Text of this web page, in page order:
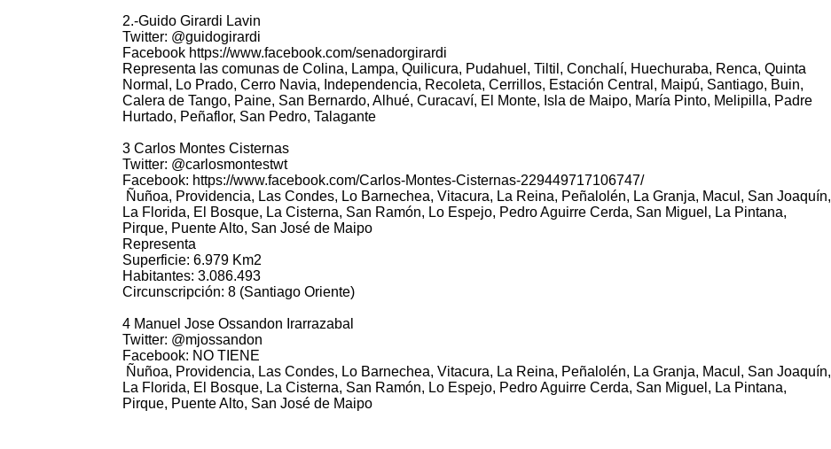
2.-Guido Girardi Lavin
Twitter: @guidogirardi
Facebook https://www.facebook.com/senadorgirardi
Representa las comunas de Colina, Lampa, Quilicura, Pudahuel, Tiltil, Conchalí, Huechuraba, Renca, Quinta
Normal, Lo Prado, Cerro Navia, Independencia, Recoleta, Cerrillos, Estación Central, Maipú, Santiago, Buin,
Calera de Tango, Paine, San Bernardo, Alhué, Curacaví, El Monte, Isla de Maipo, María Pinto, Melipilla, Padre
Hurtado, Peñaflor, San Pedro, Talagante
3 Carlos Montes Cisternas
Twitter: @carlosmontestwt
Facebook: https://www.facebook.com/Carlos-Montes-Cisternas-229449717106747/
Ñuñoa, Providencia, Las Condes, Lo Barnechea, Vitacura, La Reina, Peñalolén, La Granja, Macul, San Joaquín,
La Florida, El Bosque, La Cisterna, San Ramón, Lo Espejo, Pedro Aguirre Cerda, San Miguel, La Pintana,
Pirque, Puente Alto, San José de Maipo
Representa
Superficie: 6.979 Km2
Habitantes: 3.086.493
Circunscripción: 8 (Santiago Oriente)
4 Manuel Jose Ossandon Irarrazabal
Twitter: @mjossandon
Facebook: NO TIENE
Ñuñoa, Providencia, Las Condes, Lo Barnechea, Vitacura, La Reina, Peñalolén, La Granja, Macul, San Joaquín,
La Florida, El Bosque, La Cisterna, San Ramón, Lo Espejo, Pedro Aguirre Cerda, San Miguel, La Pintana,
Pirque, Puente Alto, San José de Maipo